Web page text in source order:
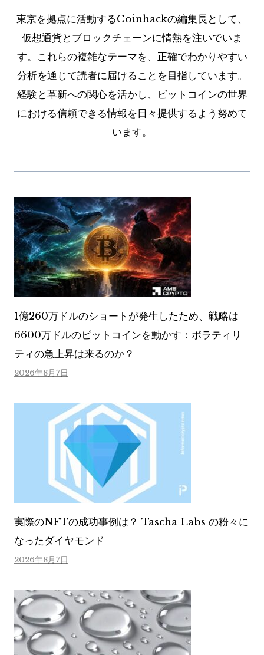
東京を拠点に活動するCoinhackの編集長として、
仮想通貨とブロックチェーンに情熱を注いでいま
す。これらの複雑なテーマを、正確でわかりやすい
分析を通じて読者に届けることを目指しています。
経験と革新への関心を活かし、ビットコインの世界
における信頼できる情報を日々提供するよう努めて
います。
1億260万ドルのショートが発生したため、戦略は
6600万ドルのビットコインを動かす：ボラティリ
ティの急上昇は来るのか？
2026年8月7日
実際のNFTの成功事例は？ Tascha Labs の粉々に
なったダイヤモンド
2026年8月7日